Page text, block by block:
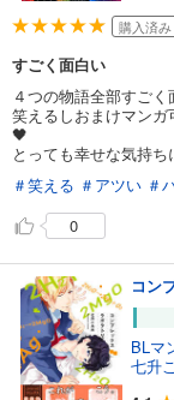
購入済み
すごく面白い
４つの物語全部すごく
笑えるしおまけマン
🖤
とっても幸せな気持ち
＃笑える ＃アツい ＃
0
BLマ
七升